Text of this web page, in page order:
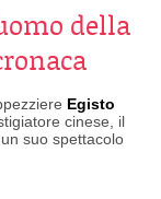
della
Egisto
cinese, il
suo spettacolo